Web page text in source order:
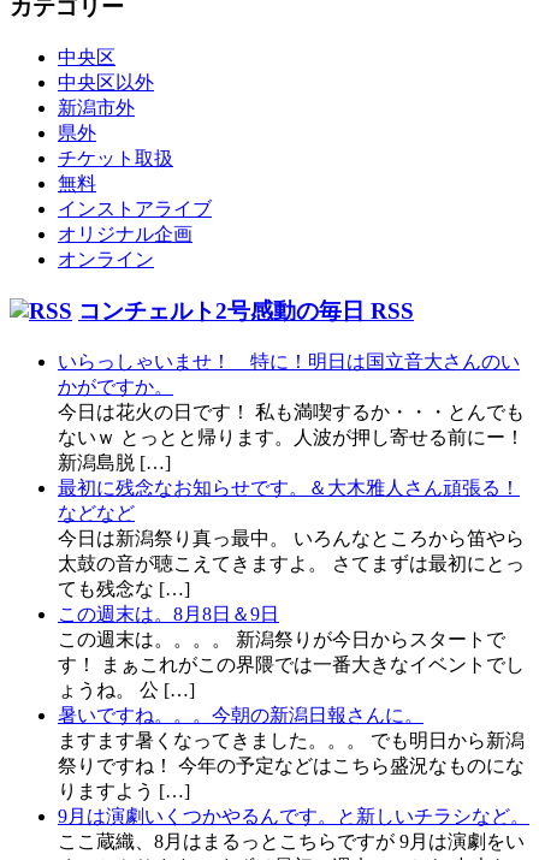
カテゴリー
中央区
中央区以外
新潟市外
県外
チケット取扱
無料
インストアライブ
オリジナル企画
オンライン
コンチェルト2号感動の毎日 RSS
いらっしゃいませ！ 特に！明日は国立音大さんのい
かがですか。
今日は花火の日です！ 私も満喫するか・・・とんでも
ないｗ とっとと帰ります。人波が押し寄せる前にー！
新潟島脱 […]
最初に残念なお知らせです。＆大木雅人さん頑張る！
などなど
今日は新潟祭り真っ最中。 いろんなところから笛やら
太鼓の音が聴こえてきますよ。 さてまずは最初にとっ
ても残念な […]
この週末は。8月8日＆9日
この週末は。。。。 新潟祭りが今日からスタートで
す！ まぁこれがこの界隈では一番大きなイベントでし
ょうね。 公 […]
暑いですね。。。今朝の新潟日報さんに。
ますます暑くなってきました。。。 でも明日から新潟
祭りですね！ 今年の予定などはこちら盛況なものにな
りますよう […]
9月は演劇いくつかやるんです。と新しいチラシなど。
ここ蔵織、8月はまるっとこちらですが 9月は演劇をい